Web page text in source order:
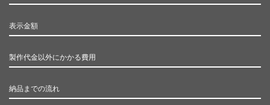
表示金額
製作代金以外にかかる費用
納品までの流れ